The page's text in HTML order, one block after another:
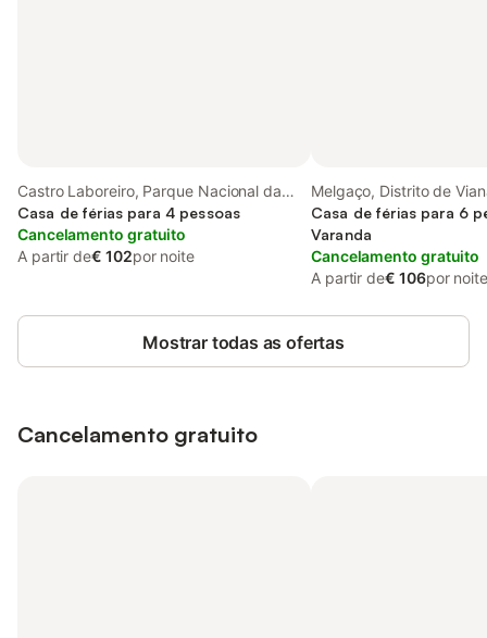
Castro Laboreiro, Parque Nacional da
Peneda-Gerês
Casa de férias para 4 pessoas
Cancelamento gratuito
A partir de€ 102por noite
Melgaço, Distrito de
Casa de férias para 6
Varanda
Cancelamento gratuito
A partir de€ 106por noite
Mostrar todas as ofertas
Cancelamento gratuito